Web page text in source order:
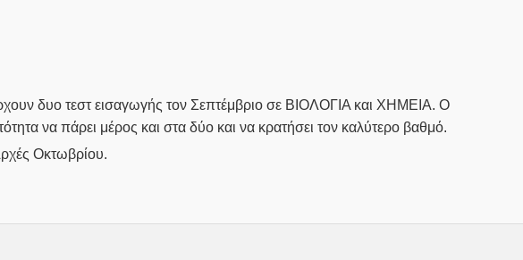
δυο τεστ εισαγωγής τον Σεπτέμβριο σε ΒΙΟΛΟΓΙΑ και ΧΗΜΕΙΑ. Ο
να πάρει μέρος και στα δύο και να κρατήσει τον καλύτερο βαθμό.
Οκτωβρίου.